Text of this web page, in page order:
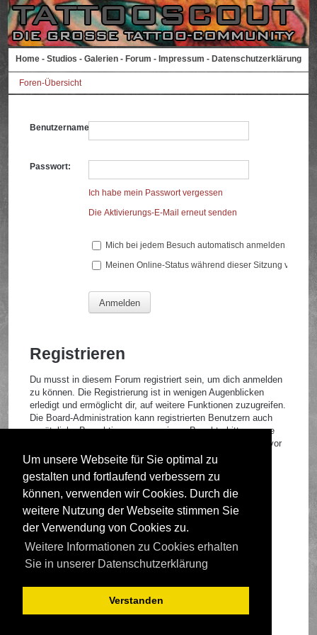
Um unsere Webseite für Sie optimal zu
gestalten und fortlaufend verbessern zu
können, verwenden wir Cookies. Durch die
weitere Nutzung der Webseite stimmen Sie
der Verwendung von Cookies zu.
Weitere Informationen zu Cookies erhalten
Sie in unserer Datenschutzerklärung
Verstanden
Home - Studios - Galerien - Forum - Impressum - Datenschutzerklärung
Foren-Übersicht
Benutzername:
Passwort:
Ich habe mein Passwort vergessen
Die Aktivierungs-E-Mail erneut senden
Mich bei jedem Besuch automatisch anmelden
Meinen Online-Status während dieser Sitzung
Registrieren
Du musst in diesem Forum registriert sein, um dich anmelden
zu können. Die Registrierung ist in wenigen Augenblicken
erledigt und ermöglicht dir, auf weitere Funktionen zuzugreifen.
Die Board-Administration kann registrierten Benutzern auch
zusätzliche Berechtigungen zuweisen. Beachte bitte unsere
Nutzungsbedingungen und die verwandten Regelungen, bevor
du dich registrierst. Bitte beachte auch die jeweiligen
Forenregeln, wenn du dich in diesem Board bewegst.
Nutzungsbedingungen|Datenschutzrichtlinie
Registrieren
Foren-Übersicht
Deutsche Übersetzung durchphpBB.de